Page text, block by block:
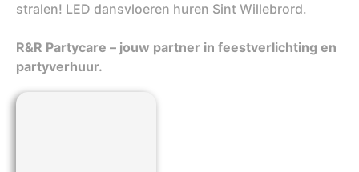
stralen! LED dansvloeren huren Sint Willebrord.
R&R Partycare – jouw partner in feestverlichting en
partyverhuur.